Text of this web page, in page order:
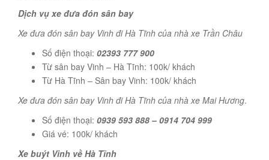
Dịch vụ xe đưa đón sân bay
Xe đưa đón sân bay Vinh đi Hà Tĩnh của nhà xe Trần Châu
Số điện thoại: 02393 777 900
Từ sân bay Vinh – Hà Tĩnh: 100k/ khách
Từ Hà Tĩnh – Sân bay Vinh: 100k/ khách
Xe đưa đón sân bay Vinh đi Hà Tĩnh của nhà xe Mai Hương.
Số điện thoại: 0939 593 888 – 0914 704 999
Giá vé: 100k/ khách
Xe buýt Vinh về Hà Tĩnh